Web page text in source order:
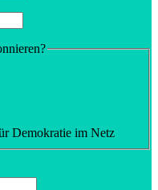
Demokratie im Netz